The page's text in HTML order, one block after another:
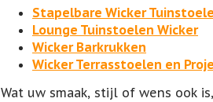
Stapelbare Wicker
Lounge Tuinstoelen Wicker
Wicker Barkrukken
Wicker Terrasstoelen en
Wat uw smaak, stijl of wens ook